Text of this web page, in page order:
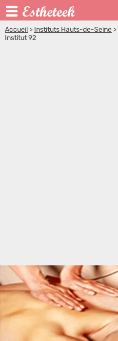
Accueil > Instituts Hauts-de-Seine >
Institut 92